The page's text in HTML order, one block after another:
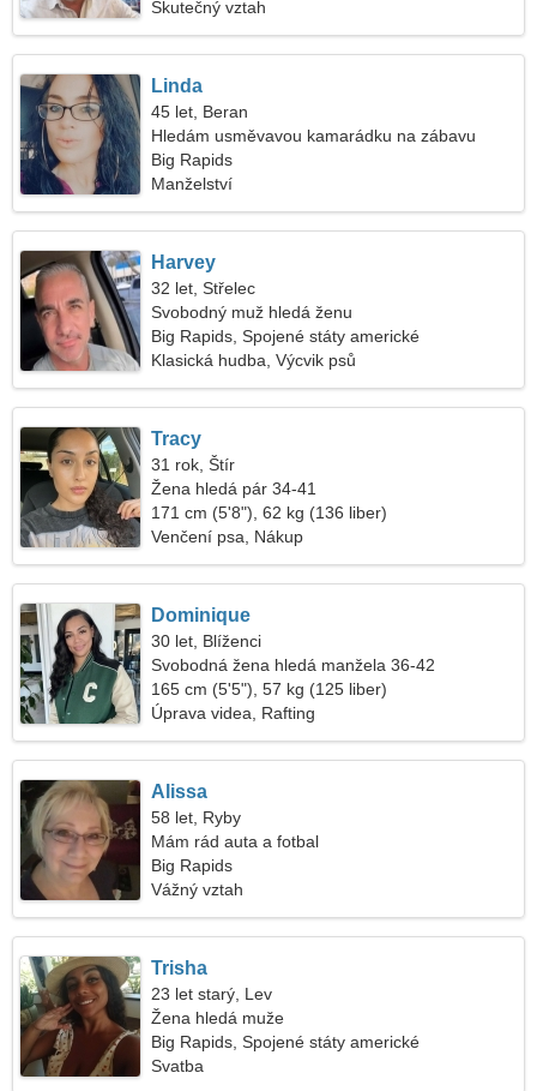
Skutečný vztah
Linda
45 let, Beran
Hledám usměvavou kamarádku na zábavu
Big Rapids
Manželství
Harvey
32 let, Střelec
Svobodný muž hledá ženu
Big Rapids, Spojené státy americké
Klasická hudba, Výcvik psů
Tracy
31 rok, Štír
Žena hledá pár 34-41
171 cm (5'8"), 62 kg (136 liber)
Venčení psa, Nákup
Dominique
30 let, Blíženci
Svobodná žena hledá manžela 36-42
165 cm (5'5"), 57 kg (125 liber)
Úprava videa, Rafting
Alissa
58 let, Ryby
Mám rád auta a fotbal
Big Rapids
Vážný vztah
Trisha
23 let starý, Lev
Žena hledá muže
Big Rapids, Spojené státy americké
Svatba